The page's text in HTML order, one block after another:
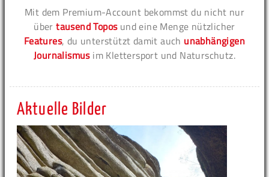
Mit dem Premium-Account bekommst du nicht nur
übertausend Toposund eine Menge nützlicher
Features, du unterstützt damit auch unabhängigen
Journalismusim Klettersport und Naturschutz.
Aktuelle Bilder